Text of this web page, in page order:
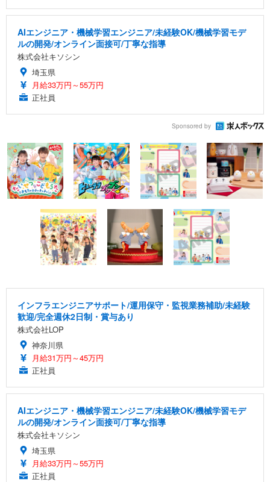
AIエンジニア・機械学習エンジニア/未経験OK/機械学習モデ
ルの開発/オンライン面接可/丁寧な指導
株式会社キソシン
埼玉県
月給33万円～55万円
正社員
Sponsored by
インフラエンジニアサポート/運用保守・監視業務補助/未経験
歓迎/完全週休2日制・賞与あり
株式会社LOP
神奈川県
月給31万円～45万円
正社員
AIエンジニア・機械学習エンジニア/未経験OK/機械学習モデ
ルの開発/オンライン面接可/丁寧な指導
株式会社キソシン
埼玉県
月給33万円～55万円
正社員